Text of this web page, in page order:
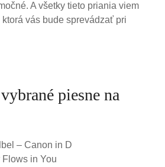
A všetky tieto priania viem
vás bude sprevádzať pri
piesne na
– Canon in D
Flows in You